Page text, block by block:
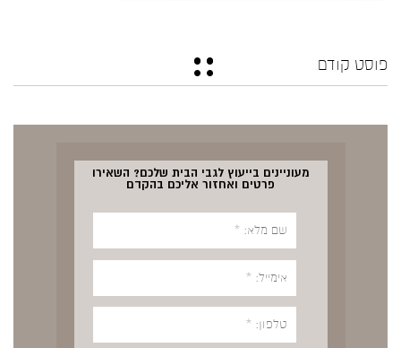
פוסט קודם
מעוניינים בייעוץ לגבי הבית שלכם? השאירו
פרטים ואחזור אליכם בהקדם